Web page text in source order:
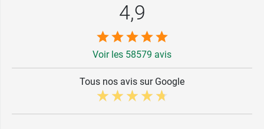
4,9
Voir les 58579 avis
Tous nos avis sur Google